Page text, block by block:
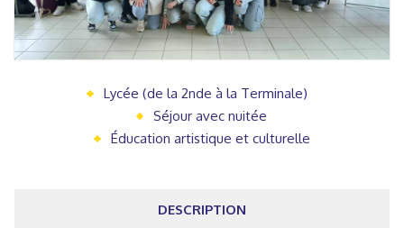
Lycée (de la 2nde à la Terminale)
Séjour avec nuitée
Éducation artistique et culturelle
DESCRIPTION